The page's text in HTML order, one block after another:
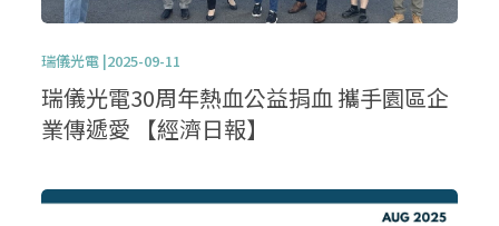
瑞儀光電 |2025-09-11
瑞儀光電30周年熱血公益捐血 攜手園區企
業傳遞愛 【經濟日報】